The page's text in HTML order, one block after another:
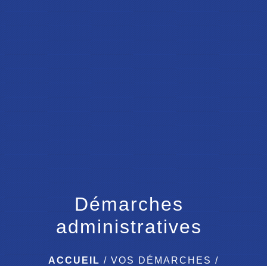
Démarches
administratives
ACCUEIL / VOS DÉMARCHES /